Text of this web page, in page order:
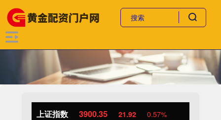
上证指数 3900.35 21.92 0.57%